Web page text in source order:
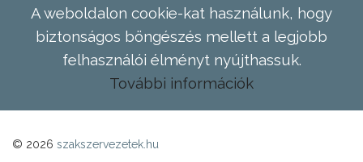
A weboldalon cookie-kat használunk, hogy
biztonságos böngészés mellett a legjobb
felhasználói élményt nyújthassuk.
További információk
© 2026 szakszervezetek.hu